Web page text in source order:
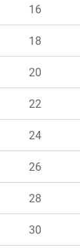
16
18
20
22
24
26
28
30